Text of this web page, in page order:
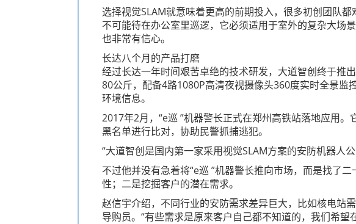
选择视觉SLAM就意味着更高的前期投入，很多初创团队
不可能待在办公室里巡逻，它必须适用于室外的复杂大场
也非常有信心。
长达八个月的产品打磨
经过长达一年时间艰苦卓绝的技术研发，大道智创终于推
80公斤，配备4路1080P高清夜视摄像头360度实时全景
环境信息。
2017年2月，“e巡 ”机器警长正式在郑州高铁站落地应用
黑名单进行比对，协助民警抓捕逃犯。
“大道智创是国内第一家采用视觉SLAM方案的安防机器人
不过他并没有急着将“e巡 ”机器警长推向市场，而是找了
性；二是挖掘客户的潜在需求。
赵信宇介绍，不同行业的安防需求差异巨大，比如核电站
导购员。“有些需求是原来客户自己都不知道的，我们希望